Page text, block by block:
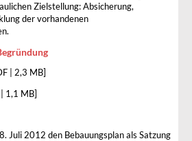
Zielstellung: Absicherung,
der vorhandenen
| 2,3 MB]
1,1 MB]
Juli 2012 den Bebauungsplan als Satzung